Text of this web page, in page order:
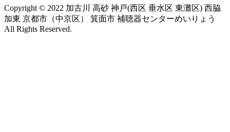
Copyright © 2022 加古川 高砂 神戸(西区 垂水区 東灘区) 西脇
加東 京都市（中京区） 箕面市 補聴器センターめいりょう
All Rights Reserved.